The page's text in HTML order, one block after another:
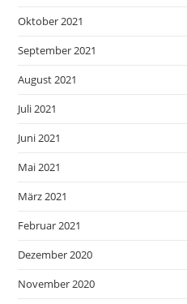
Oktober 2021
September 2021
August 2021
Juli 2021
Juni 2021
Mai 2021
März 2021
Februar 2021
Dezember 2020
November 2020